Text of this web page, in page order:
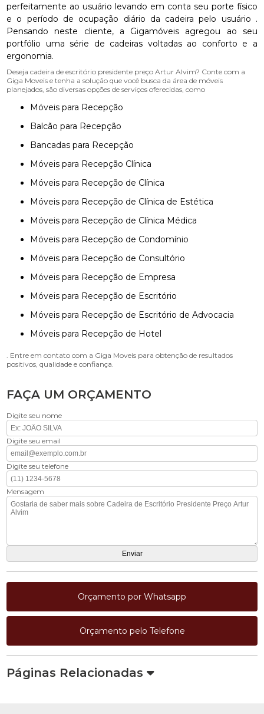
perfeitamente ao usuário levando em conta seu porte físico
e o período de ocupação diário da cadeira pelo usuário .
Pensando neste cliente, a Gigamóveis agregou ao seu
portfólio uma série de cadeiras voltadas ao conforto e a
ergonomia.
Deseja cadeira de escritório presidente preço Artur Alvim? Conte com a
Giga Moveis e tenha a solução que você busca da área de móveis
planejados, são diversas opções de serviços oferecidas, como
Móveis para Recepção
Balcão para Recepção
Bancadas para Recepção
Móveis para Recepção Clínica
Móveis para Recepção de Clínica
Móveis para Recepção de Clínica de Estética
Móveis para Recepção de Clínica Médica
Móveis para Recepção de Condomínio
Móveis para Recepção de Consultório
Móveis para Recepção de Empresa
Móveis para Recepção de Escritório
Móveis para Recepção de Escritório de Advocacia
Móveis para Recepção de Hotel
. Entre em contato com a Giga Moveis para obtenção de resultados
positivos, qualidade e confiança.
FAÇA UM ORÇAMENTO
Digite seu nome
Digite seu email
Digite seu telefone
Mensagem
Orçamento por Whatsapp
Orçamento pelo Telefone
Páginas Relacionadas